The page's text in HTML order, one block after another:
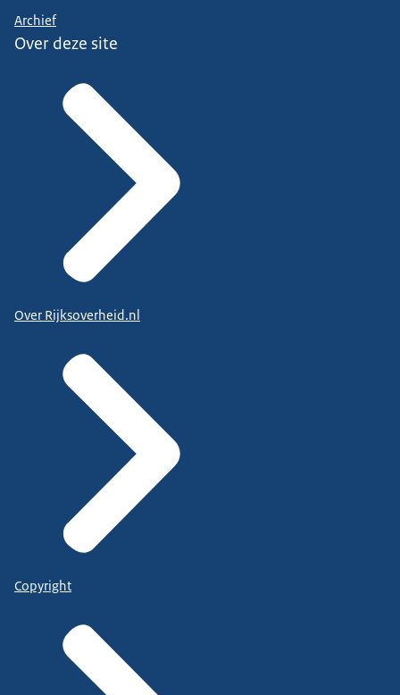
Archief
Over deze site
Over Rijksoverheid.nl
Copyright